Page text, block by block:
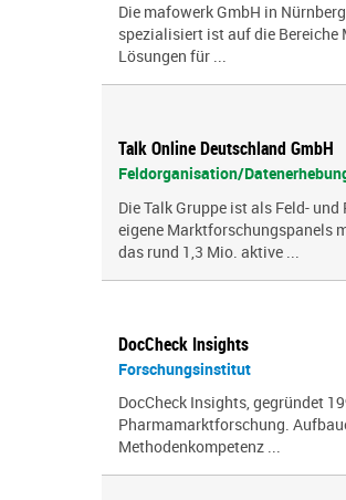
Die mafowerk GmbH in
spezialisiert ist auf die
Lösungen für ...
Talk Online Deutschland GmbH
Feldorganisation/
Die Talk Gruppe ist als Feld-
eigene Marktforschungspanels
das rund 1,3 Mio. aktive ...
DocCheck Insights
Forschungsinstitut
DocCheck Insights, gegründet
Pharmamarktforschung.
Methodenkompetenz ...